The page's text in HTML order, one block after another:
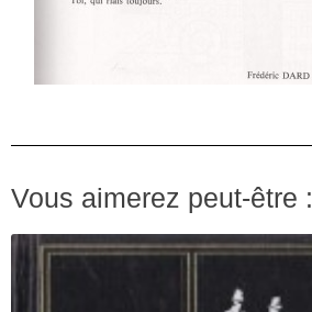
Vous aimerez peut-être :